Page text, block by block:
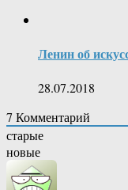
Ленин об
28.07.2018
7 Комментарий
старые
новые